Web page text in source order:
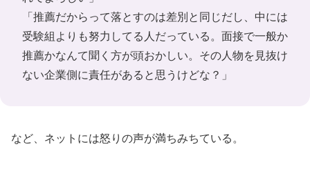
「推薦だからって落とすのは差別と同じだし、中には
受験組よりも努力してる人だっている。面接で一般か
推薦かなんて聞く方が頭おかしい。その人物を見抜け
ない企業側に責任があると思うけどな？」
など、ネットには怒りの声が満ちみちている。